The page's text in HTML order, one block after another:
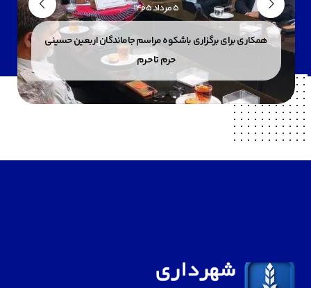
۵ مرداد ۱۴۰۵
همکاری برای برگزاری باشکوه مراسم جاماندگان اربعین حسینی
حرم تا حرم